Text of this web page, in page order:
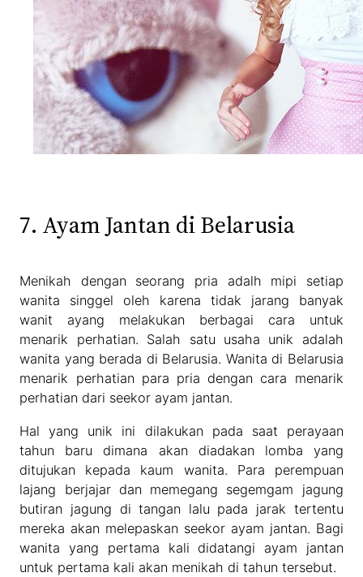
7. Ayam Jantan di Belarusia
Menikah dengan seorang pria adalh mipi setiap
wanita singgel oleh karena tidak jarang banyak
wanit ayang melakukan berbagai cara untuk
menarik perhatian. Salah satu usaha unik adalah
wanita yang berada di Belarusia. Wanita di Belarusia
menarik perhatian para pria dengan cara menarik
perhatian dari seekor ayam jantan.
Hal yang unik ini dilakukan pada saat perayaan
tahun baru dimana akan diadakan lomba yang
ditujukan kepada kaum wanita. Para perempuan
lajang berjajar dan memegang segemgam jagung
butiran jagung di tangan lalu pada jarak tertentu
mereka akan melepaskan seekor ayam jantan. Bagi
wanita yang pertama kali didatangi ayam jantan
untuk pertama kali akan menikah di tahun tersebut.